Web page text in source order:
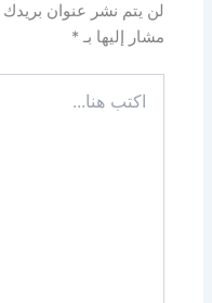
لن يتم نشر عنوان بريدك
مشار إليها بـ*
هنا...